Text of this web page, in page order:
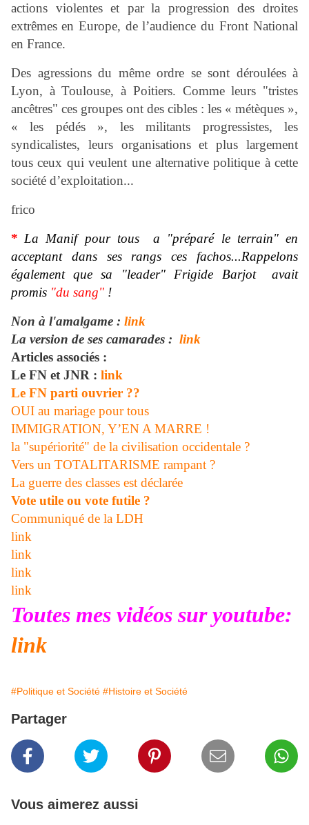
actions violentes et par la progression des droites
extrêmes en Europe, de l’audience du Front National
en France.
Des agressions du même ordre se sont déroulées à
Lyon, à Toulouse, à Poitiers. Comme leurs "tristes
ancêtres" ces groupes ont des cibles : les « métèques »,
« les pédés », les militants progressistes, les
syndicalistes, leurs organisations et plus largement
tous ceux qui veulent une alternative politique à cette
société d’exploitation...
frico
* La Manif pour tous a "préparé le terrain" en
acceptant dans ses rangs ces fachos...Rappelons
également que sa "leader" Frigide Barjot
avait
promis "du sang" !
Non à l'amalgame : link
La version de ses camarades : link
Articles associés :
Le FN et JNR : link
Le FN parti ouvrier ??
OUI au mariage pour tous
IMMIGRATION, Y’EN A MARRE !
la "supériorité" de la civilisation occidentale ?
Vers un TOTALITARISME rampant ?
La guerre des classes est déclarée
Vote utile ou vote futile ?
Communiqué de la LDH
link
link
link
link
Toutes mes vidéos sur youtube:
link
#Politique et Société #Histoire et Société
Partager
Vous aimerez aussi